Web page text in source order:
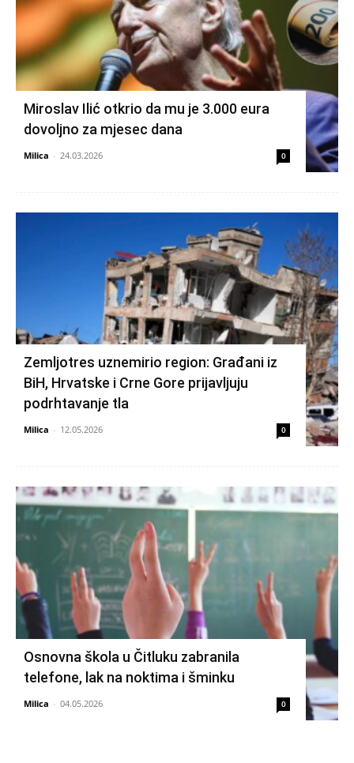
Miroslav Ilić otkrio da mu je 3.000 eura
dovoljno za mjesec dana
Milica - 24.03.2026 0
Zemljotres uznemirio region: Građani iz
BiH, Hrvatske i Crne Gore prijavljuju
podrhtavanje tla
Milica - 12.05.2026 0
Osnovna škola u Čitluku zabranila
telefone, lak na noktima i šminku
Milica - 04.05.2026 0